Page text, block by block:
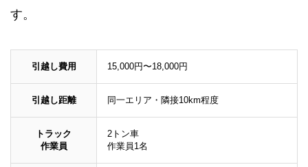
す。
引越し費用 15,000円〜18,000円
引越し距離 同一エリア・隣接10km程度
トラック
作業員
2トン車
作業員1名